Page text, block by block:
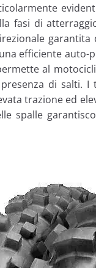
fasi di
efficiente
al
di salti.
trazione ed
spalle